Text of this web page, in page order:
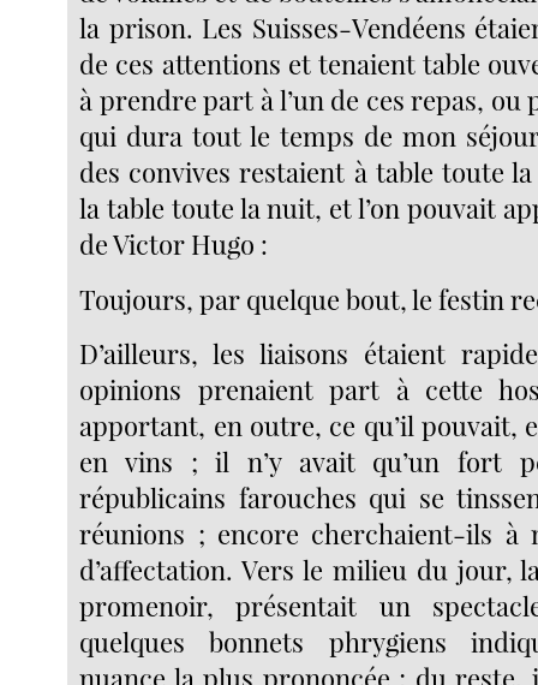
la prison. Les Suisses-Vendéens
de ces attentions et tenaient table
à prendre part à l’un de ces repas, ou
qui dura tout le temps de mon
des convives restaient à table toute
la table toute la nuit, et l’on pouvait
de Victor Hugo :
Toujours, par quelque bout, le festin
D’ailleurs, les liaisons étaient
opinions prenaient part à cette
apportant, en outre, ce qu’il pouvait,
en vins ; il n’y avait qu’un fort
républicains farouches qui se
réunions ; encore cherchaient-ils à
d’affectation. Vers le milieu du jour,
promenoir, présentait un
quelques bonnets phrygiens